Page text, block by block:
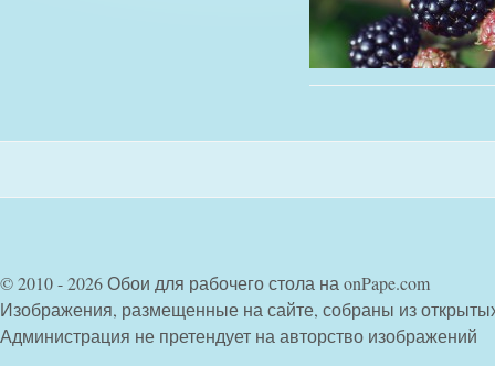
© 2010 - 2026 Обои для рабочего стола на onPape.com
Изображения, размещенные на сайте, собраны из
Администрация не претендует на авторство изображений